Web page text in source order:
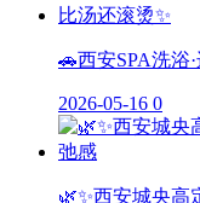
🚗西安SPA洗浴
2026-05-16 0
🌿✨西安城央高